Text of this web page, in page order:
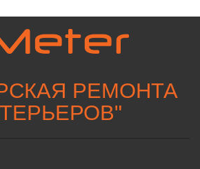
РЕМОНТА
"